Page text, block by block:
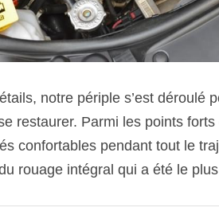
notre périple s’est déroulé
restaurer. Parmi les points
confortables pendant tout le
rouage intégral qui a été le